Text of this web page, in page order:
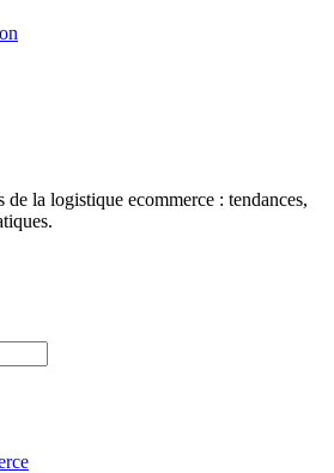
de la logistique ecommerce : tendances,